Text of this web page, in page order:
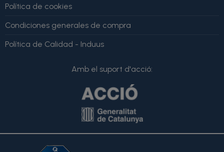
Política de cookies
Condiciones generales de compra
Política de Calidad - Induus
Amb el suport d'acció: